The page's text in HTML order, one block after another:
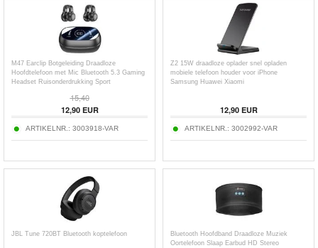
M47 Earclip Botgeleiding Draadloze
Hoofdtelefoon met Mic Bluetooth 5.3 Gaming
Headset Ruisonderdrukking Sport
15,40
12,90EUR
ARTIKELNR.: 3003918-VAR
Z2 15W draadloze oplader snel opladen
mobiele telefoon houder voor iPhone
Samsung Huawei Xiaomi
12,90EUR
ARTIKELNR.: 3002992-VAR
JBL Tune 720BT Bluetooth koptelefoon
Bluetooth Hoofdband Draadloze Muziek
Oortelefoon Slaap Earbud HD Stereo